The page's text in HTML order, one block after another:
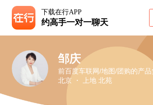
下载在行APP
约高手一对一聊天
邹庆
前百度车联网/地图/团购的产品
北京 ・ 上地 北苑